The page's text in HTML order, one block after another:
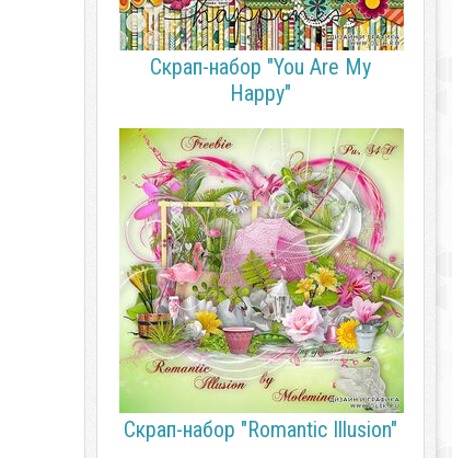
Скрап-набор "You Are My
Happy"
Скрап-набор "Romantic Illusion"